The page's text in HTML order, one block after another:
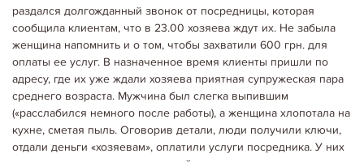
раздался долгожданный звонок от посредницы, которая
сообщила клиентам, что в 23.00 хозяева ждут их. Не забыла
женщина напомнить и о том, чтобы захватили 600 грн. для
оплаты ее услуг. В назначенное время клиенты пришли по
адресу, где их уже ждали хозяева приятная супружеская пара
среднего возраста. Мужчина был слегка выпившим
(«расслабился немного после работы), а женщина хлопотала на
кухне, сметая пыль. Оговорив детали, люди получили ключи,
отдали деньги «хозяевам», оплатили услуги посредника. У них